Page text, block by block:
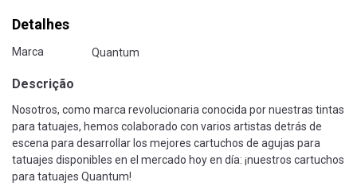
Detalhes
Marca Quantum
Descrição
Nosotros, como marca revolucionaria conocida por nuestras tintas
para tatuajes, hemos colaborado con varios artistas detrás de
escena para desarrollar los mejores cartuchos de agujas para
tatuajes disponibles en el mercado hoy en día: ¡nuestros cartuchos
para tatuajes Quantum!